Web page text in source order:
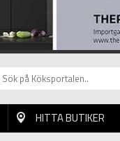
HITTA BUTIKER